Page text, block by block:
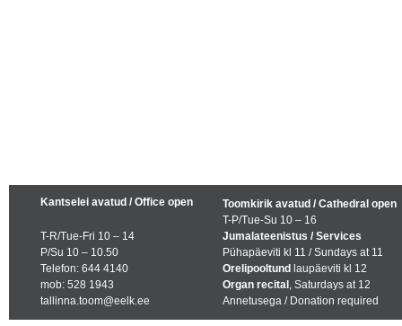
Kantselei avatud / Office open
T-R/Tue-Fri 10 – 14
P/Su 10 – 10.50
Telefon: 644 4140
mob: 528 1943
tallinna.toom@eelk.ee
Toomkirik avatud / Cathedral open
T-P/Tue-Su 10 – 16
Jumalateenistus / Services
Pühapäeviti kl 11 / Sundays at 11
Orelipooltund laupäeviti kl 12
Organ recital , Saturdays at 12
Annetusega / Donation required